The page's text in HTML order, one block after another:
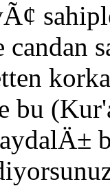
candan
bu